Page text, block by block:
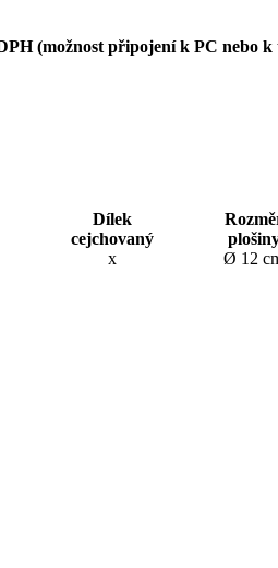
(možnost připojení k PC nebo k
Dílek
cejchovaný
x Ø 12